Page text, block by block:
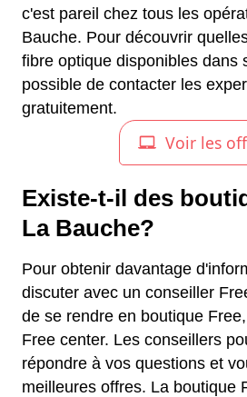
c'est pareil chez tous les
Bauche. Pour découvrir
fibre optique disponibles dans
possible de contacter les
gratuitement.
Existe-t-il des
La Bauche?
Pour obtenir davantage
discuter avec un conseiller
de se rendre en boutique
Free center. Les conseillers
répondre à vos questions et
meilleures offres. La boutique